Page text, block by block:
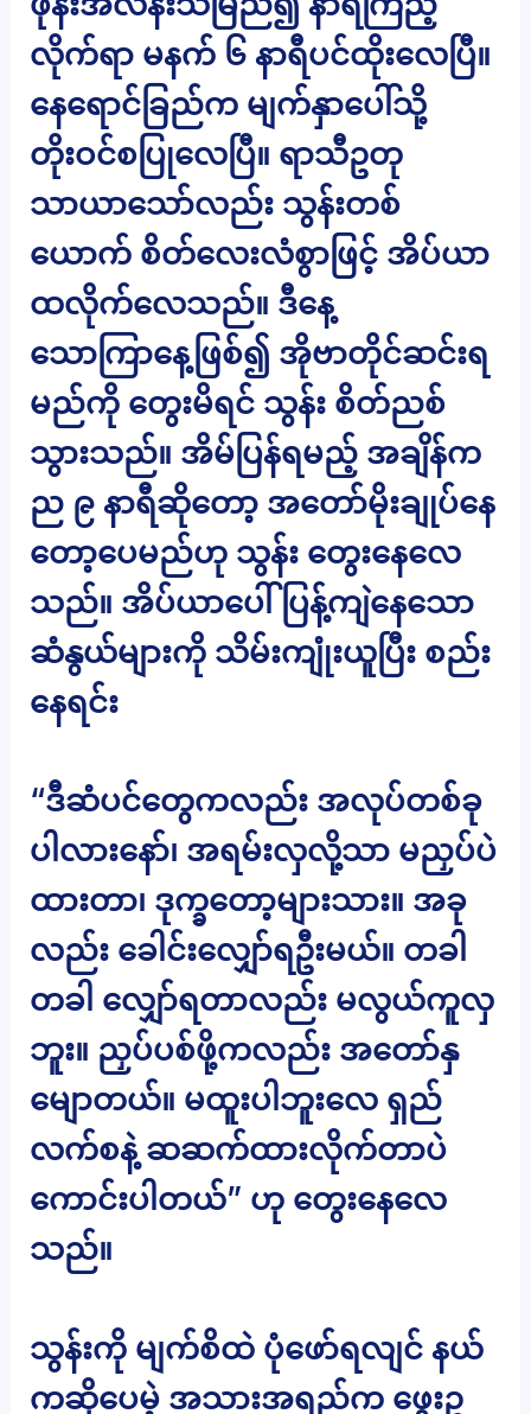
လိုက်ရာ မနက် ၆ နာရီပင်ထိုးလေပြီ။
နေရောင်ခြည်က မျက်နှာပေါ်သို့
တိုးဝင်စပြုလေပြီ။ ရာသီဥတု
သာယာသော်လည်း သွန်းတစ်
ယောက် စိတ်လေးလံစွာဖြင့် အိပ်ယာ
ထလိုက်လေသည်။ ဒီနေ့
သောကြာနေ့ဖြစ်၍ အိုဗာတိုင်ဆင်းရ
မည်ကို တွေးမိရင် သွန်း စိတ်ညစ်
သွားသည်။ အိမ်ပြန်ရမည့် အချိန်က
ည ၉ နာရီဆိုတော့ အတော်မိုးချုပ်နေ
တော့ပေမည်ဟု သွန်း တွေးနေလေ
သည်။ အိပ်ယာပေါ် ပြန့်ကျဲနေသော
ဆံနွယ်များကို သိမ်းကျုံးယူပြီး စည်း
နေရင်း
“ဒီဆံပင်တွေကလည်း အလုပ်တစ်ခု
ပါလားနော်၊ အရမ်းလှလို့သာ မညှပ်ပဲ
ထားတာ၊ ဒုက္ခတော့များသား။ အခု
လည်း ခေါင်းလျှော်ရဦးမယ်။ တခါ
တခါ လျှော်ရတာလည်း မလွယ်ကူလှ
ဘူး။ ညှပ်ပစ်ဖို့ကလည်း အတော်နှ
မျောတယ်။ မထူးပါဘူးလေ ရှည်
လက်စနဲ့ ဆဆက်ထားလိုက်တာပဲ
ကောင်းပါတယ်” ဟု တွေးနေလေ
သည်။
သွန်းကို မျက်စိထဲ ပုံဖော်ရလျင် နယ်
ကဆိုပေမဲ့ အသားအရည်က ဖွေးဥ